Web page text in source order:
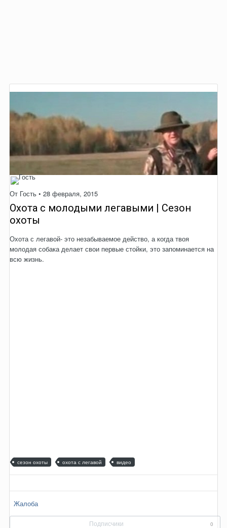
От Гость • 28 февраля, 2015
Охота с молодыми легавыми | Сезон
охоты
Охота с легавой- это незабываемое действо, а когда твоя
молодая собака делает свои первые стойки, это запоминается на
всю жизнь.
сезон охоты охота с легавой видео
Жалоба
Подписчики 0